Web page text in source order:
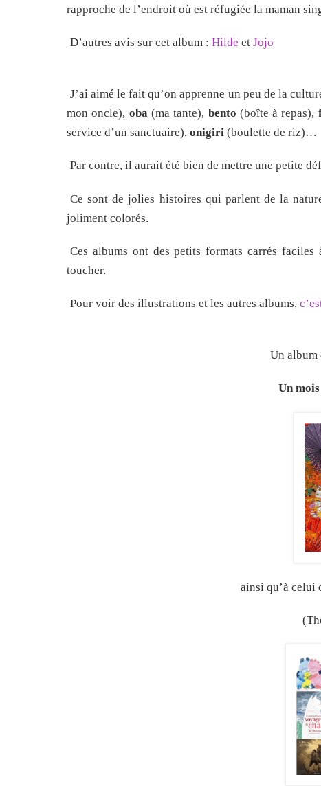
rapproche de l’endroit où est réfugiée la maman
D’autres avis sur cet album : Hilde et Jojo
J’ai aimé le fait qu’on apprenne un peu de la
mon oncle), oba (ma tante), bento (boîte à repas),
service d’un sanctuaire), onigiri (boulette de riz)…
Par contre, il aurait été bien de mettre une petite
Ce sont de jolies histoires qui parlent de la
joliment colorés.
Ces albums ont des petits formats carrés
toucher.
Pour voir des illustrations et les autres albums,
Un album
Un
ainsi qu’à celui